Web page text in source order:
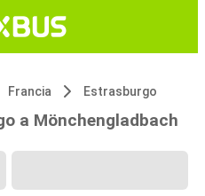
Francia Estrasburgo
a Mönchengladbach